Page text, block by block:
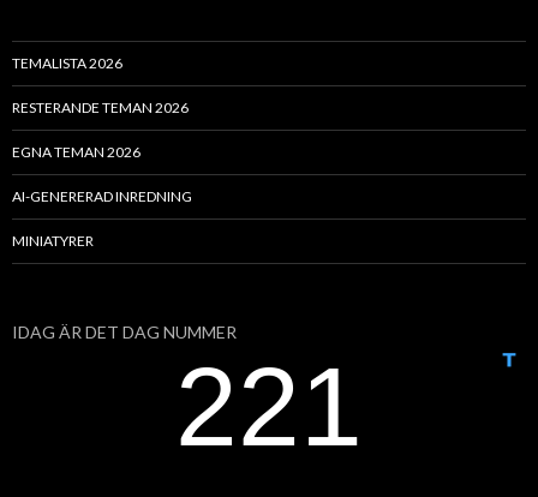
TEMALISTA 2026
RESTERANDE TEMAN 2026
EGNA TEMAN 2026
AI-GENERERAD INREDNING
MINIATYRER
IDAG ÄR DET DAG NUMMER